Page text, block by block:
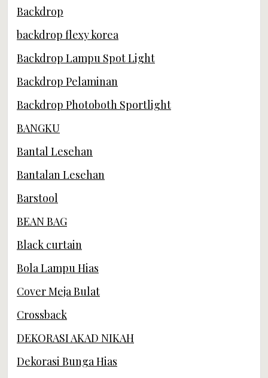
Backdrop
backdrop flexy korea
Backdrop Lampu Spot Light
Backdrop Pelaminan
Backdrop Photoboth Sportlight
BANGKU
Bantal Lesehan
Bantalan Lesehan
Barstool
BEAN BAG
Black curtain
Bola Lampu Hias
Cover Meja Bulat
Crossback
DEKORASI AKAD NIKAH
Dekorasi Bunga Hias